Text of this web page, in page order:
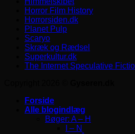
Horror Film History
Horrorsiden.dk
Planet Pulp
Scaryo
Skræk og Rædsel
Superkultur.dk
The Internet Speculative
Forside
Alle blogindlæg
Bøger: A – H
I – N